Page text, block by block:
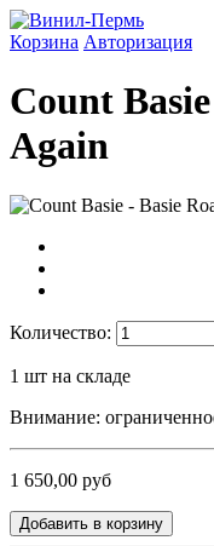
Корзина Авторизация
Count
Again
Количество:
1 шт на складе
Внимание:
1 650,00 руб
Добавить в корзину